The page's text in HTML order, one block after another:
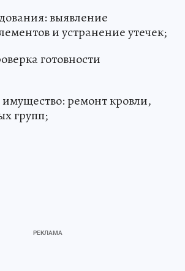
выявление
и устранение утечек;
готовности
ремонт кровли,
групп;